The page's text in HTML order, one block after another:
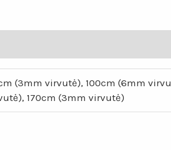
(3mm virvutė), 100cm (6mm
170cm (3mm virvutė)